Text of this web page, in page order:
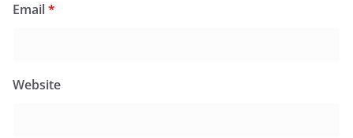
Email*
Website